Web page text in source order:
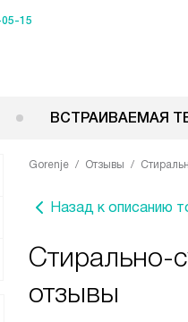
15
ВСТРАИВАЕМАЯ
Gorenje Отзывы
Назад к описанию
Стирально-
отзывы